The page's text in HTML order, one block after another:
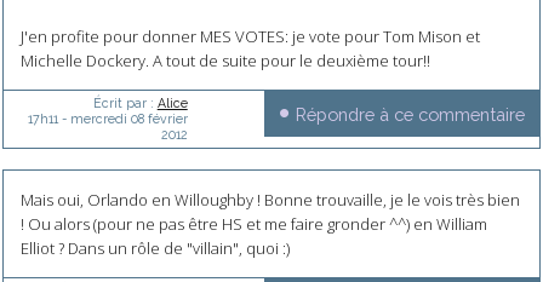
J'en profite pour donner MES VOTES: je vote pour Tom Mison et
Michelle Dockery. A tout de suite pour le deuxième tour!!
Écrit par : Alice
17h11 - mercredi 08 février
2012
Répondre à ce commentaire
Mais oui, Orlando en Willoughby ! Bonne trouvaille, je le vois très bien
! Ou alors (pour ne pas être HS et me faire gronder ^^) en William
Elliot ? Dans un rôle de "villain", quoi :)